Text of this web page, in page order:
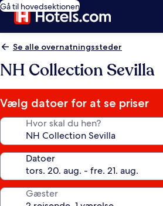
Gå til hovedsektionen
Se alle overnatningssteder
NH Collection Sevilla
Vælg datoer for at se priser
Hvor skal du hen?
Datoer
Gæster